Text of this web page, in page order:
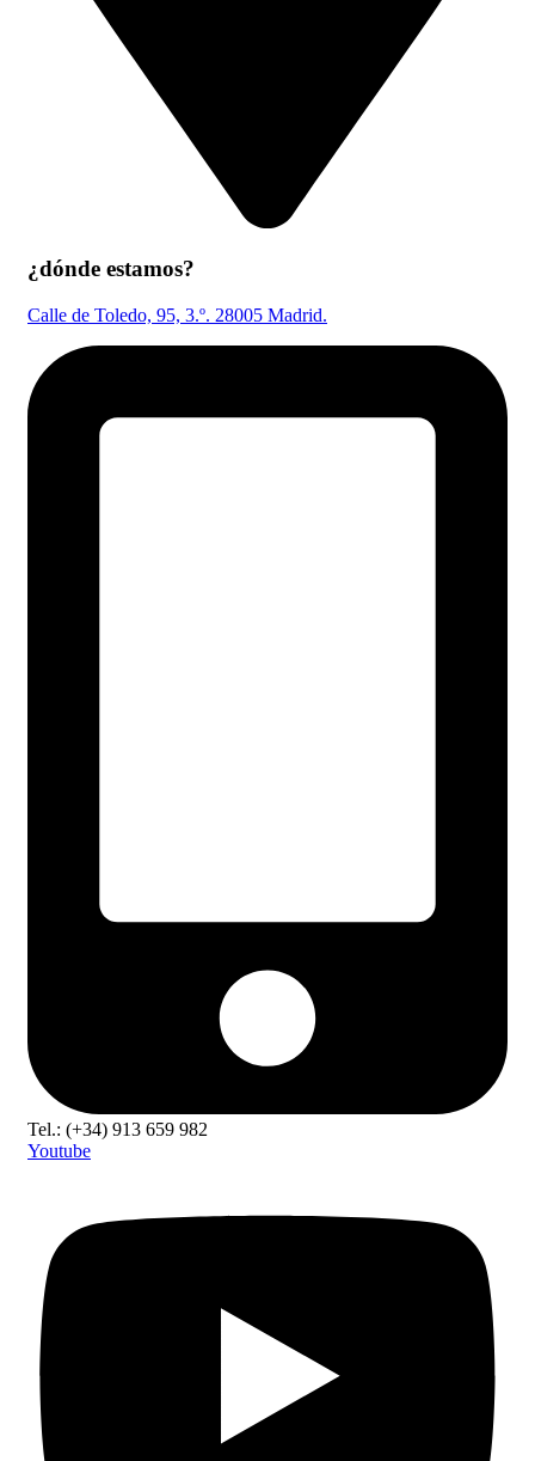
¿dónde estamos?
Calle de Toledo, 95, 3.º. 28005 Madrid.
Tel.: (+34) 913 659 982
Youtube